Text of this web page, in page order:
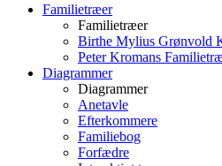
Familietræer
Familietræer
Birthe Mylius Grønvold
Peter Kromans Familietræ
Diagrammer
Diagrammer
Anetavle
Efterkommere
Familiebog
Forfædre